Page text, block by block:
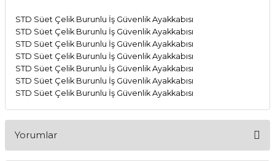
STD Süet Çelik Burunlu İş Güvenlik Ayakkabısı
STD Süet Çelik Burunlu İş Güvenlik Ayakkabısı
STD Süet Çelik Burunlu İş Güvenlik Ayakkabısı
STD Süet Çelik Burunlu İş Güvenlik Ayakkabısı
STD Süet Çelik Burunlu İş Güvenlik Ayakkabısı
STD Süet Çelik Burunlu İş Güvenlik Ayakkabısı
STD Süet Çelik Burunlu İş Güvenlik Ayakkabısı
Yorumlar